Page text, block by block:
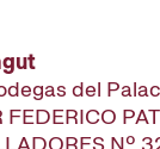
del